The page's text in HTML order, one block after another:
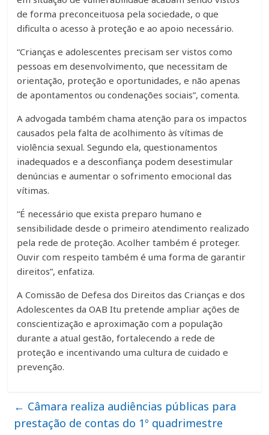
de forma preconceituosa pela sociedade, o que
dificulta o acesso à proteção e ao apoio necessário.
“Crianças e adolescentes precisam ser vistos como
pessoas em desenvolvimento, que necessitam de
orientação, proteção e oportunidades, e não apenas
de apontamentos ou condenações sociais”, comenta.
A advogada também chama atenção para os impactos
causados pela falta de acolhimento às vítimas de
violência sexual. Segundo ela, questionamentos
inadequados e a desconfiança podem desestimular
denúncias e aumentar o sofrimento emocional das
vítimas.
“É necessário que exista preparo humano e
sensibilidade desde o primeiro atendimento realizado
pela rede de proteção. Acolher também é proteger.
Ouvir com respeito também é uma forma de garantir
direitos”, enfatiza.
A Comissão de Defesa dos Direitos das Crianças e dos
Adolescentes da OAB Itu pretende ampliar ações de
conscientização e aproximação com a população
durante a atual gestão, fortalecendo a rede de
proteção e incentivando uma cultura de cuidado e
prevenção.
← Câmara realiza audiências públicas para
prestação de contas do 1º quadrimestre